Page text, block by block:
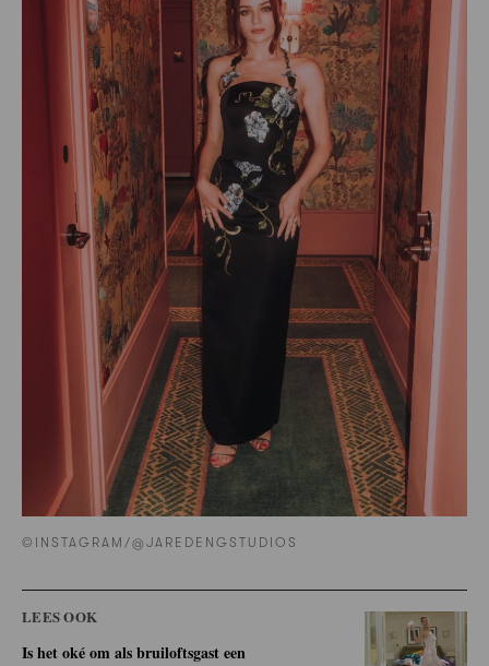
©INSTAGRAM/@JAREDENGSTUDIOS
LEES OOK
Is het oké om als bruiloftsgast een